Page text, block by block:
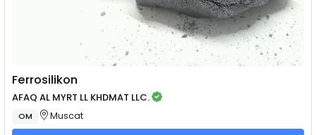
Ferrosilikon
AFAQ AL MYRT LL KHDMAT LLC.
OM Muscat